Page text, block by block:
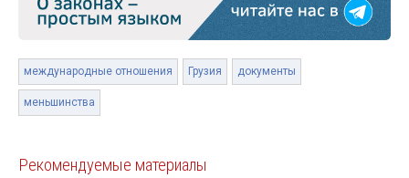
международные отношения Грузия документы
меньшинства
Рекомендуемые материалы